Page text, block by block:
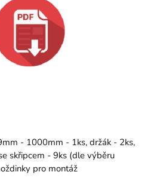
- 1000mm - 1ks, držák - 2ks,
skřipcem - 9ks (dle výběru
pro montáž